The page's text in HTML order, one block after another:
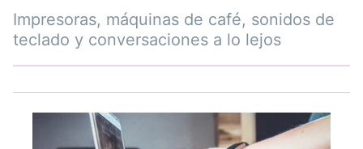
Impresoras, máquinas de café, sonidos de
teclado y conversaciones a lo lejos